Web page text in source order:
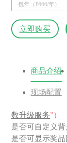
包年（¥666/年）
立即购买
商品介绍
现场配置
数升级服务”）
是否可自定义背
是否可显示奖品